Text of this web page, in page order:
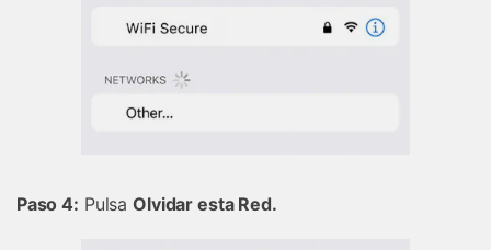
󠀰Paso 4: Pulsa Olvidar esta Red.